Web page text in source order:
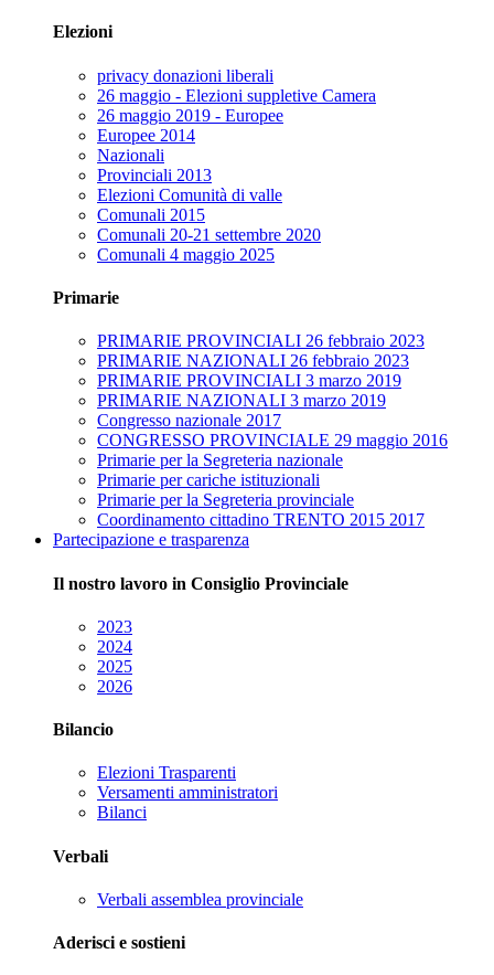
Elezioni
privacy donazioni liberali
26 maggio - Elezioni suppletive Camera
26 maggio 2019 - Europee
Europee 2014
Nazionali
Provinciali 2013
Elezioni Comunità di valle
Comunali 2015
Comunali 20-21 settembre 2020
Comunali 4 maggio 2025
Primarie
PRIMARIE PROVINCIALI 26 febbraio 2023
PRIMARIE NAZIONALI 26 febbraio 2023
PRIMARIE PROVINCIALI 3 marzo 2019
PRIMARIE NAZIONALI 3 marzo 2019
Congresso nazionale 2017
CONGRESSO PROVINCIALE 29 maggio 2016
Primarie per la Segreteria nazionale
Primarie per cariche istituzionali
Primarie per la Segreteria provinciale
Coordinamento cittadino TRENTO 2015 2017
Partecipazione e trasparenza
Il nostro lavoro in Consiglio Provinciale
2023
2024
2025
2026
Bilancio
Elezioni Trasparenti
Versamenti amministratori
Bilanci
Verbali
Verbali assemblea provinciale
Aderisci e sostieni